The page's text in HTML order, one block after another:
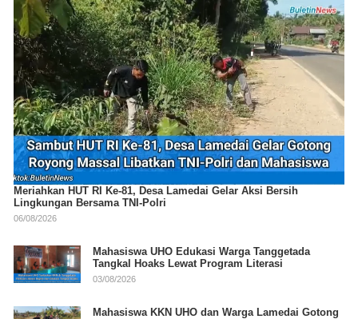
Meriahkan HUT RI Ke-81, Desa Lamedai Gelar Aksi Bersih
Lingkungan Bersama TNI-Polri
06/08/2026
Mahasiswa UHO Edukasi Warga Tanggetada
Tangkal Hoaks Lewat Program Literasi
03/08/2026
Mahasiswa KKN UHO dan Warga Lamedai Gotong